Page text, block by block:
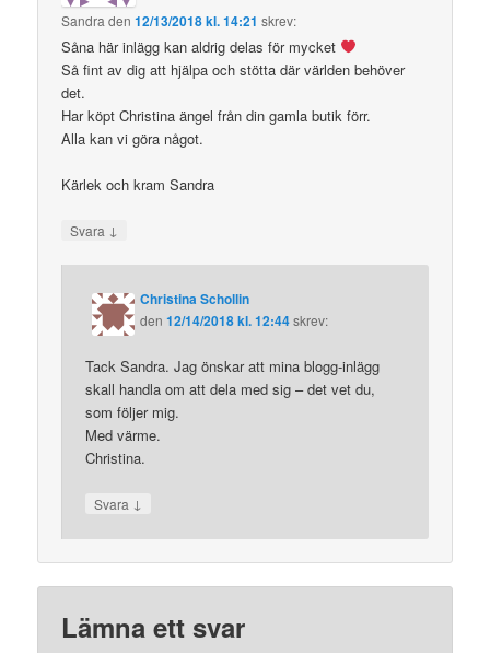
Sandra den12/13/2018 kl. 14:21 skrev:
Såna här inlägg kan aldrig delas för mycket
Så fint av dig att hjälpa och stötta där världen behöver
det.
Har köpt Christina ängel från din gamla butik förr.
Alla kan vi göra något.
Kärlek och kram Sandra
Svara ↓
Christina Schollin
den12/14/2018 kl. 12:44skrev:
Tack Sandra. Jag önskar att mina blogg-inlägg
skall handla om att dela med sig – det vet du,
som följer mig.
Med värme.
Christina.
Svara ↓
Lämna ett svar